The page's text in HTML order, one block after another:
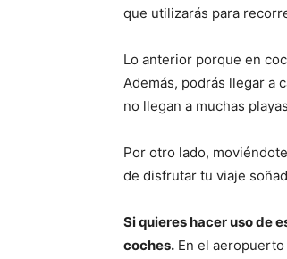
que utilizarás para
Lo anterior porque en
Además, podrás llegar a
no llegan a muchas
Por otro lado,
de disfrutar tu viaje
Si quieres hacer uso de
coches. En el